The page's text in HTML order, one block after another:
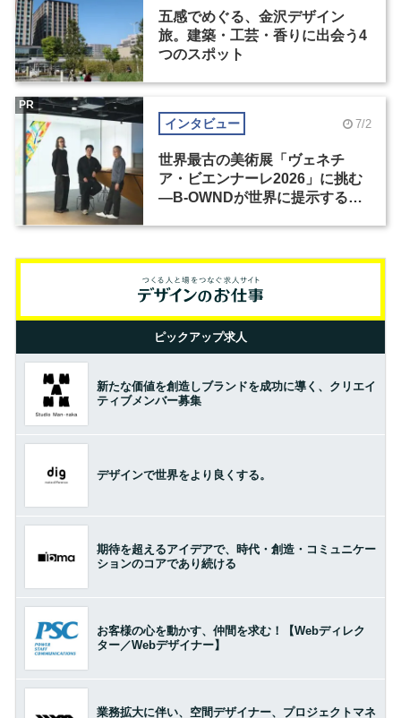
五感でめぐる、金沢デザイン
旅。建築・工芸・香りに出会う4
つのスポット
インタビュー 7/2
世界最古の美術展「ヴェネチ
ア・ビエンナーレ2026」に挑む
―B-OWNDが世界に提示する美
PR
ピックアップ求人
新たな価値を創造しブランドを成功に導く、クリエイ
ティブメンバー募集
デザインで世界をより良くする。
期待を超えるアイデアで、時代・創造・コミュニケー
ションのコアであり続ける
お客様の心を動かす、仲間を求む！【Webディレク
ター／Webデザイナー】
業務拡大に伴い、空間デザイナー、プロジェクトマネ